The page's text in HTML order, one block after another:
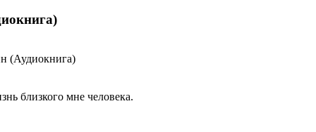
близкого мне человека.